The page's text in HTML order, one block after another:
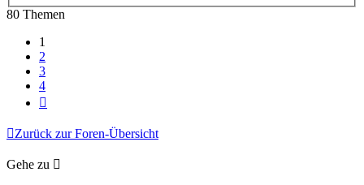
80 Themen
1
2
3
4
Zurück zur Foren-Übersicht
Gehe zu